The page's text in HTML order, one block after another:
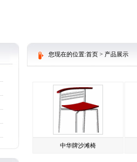
您现在的位置:首页 > 产品展示
中华牌沙滩椅